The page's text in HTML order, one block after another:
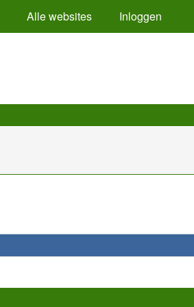
Alle websites Inloggen